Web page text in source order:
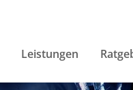
Leistungen